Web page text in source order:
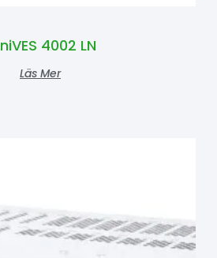
4002 LN
Läs Mer